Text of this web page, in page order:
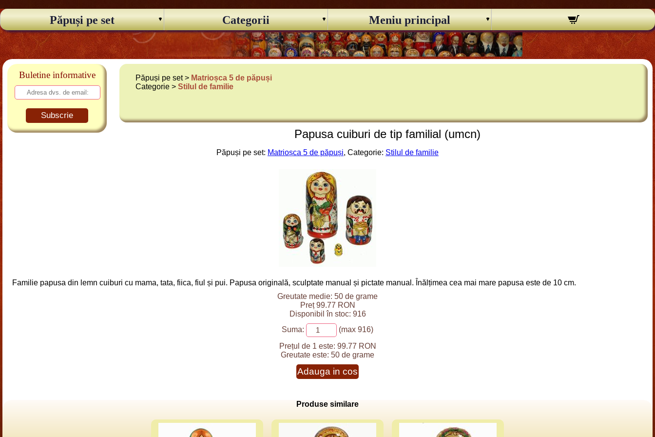
Păpuși pe set Categorii Meniu principal
Buletine informative
Subscrie
Păpuși pe set > Matrioșca 5 de păpuși
Categorie >Stilul de familie
Papusa cuiburi de tip familial (umcn)
Păpuși pe set: Matrioșca 5 de păpuși, Categorie: Stilul de familie
Familie papusa din lemn cuiburi cu mama, tata, fiica, fiul și pui. Papusa originală, sculptate manual și pictate manual. Înălțimea cea mai mare papusa este de 10 cm.
Greutate medie: 50 de grame
Preț 99.77 RON
Disponibil în stoc: 916
Suma:
(max 916)
Prețul de 1 este: 99.77 RON
Greutate este: 50 de grame
Adauga in cos
Produse similare